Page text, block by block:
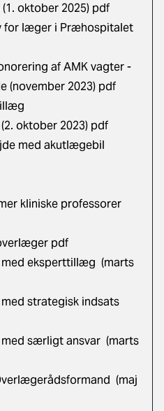
oktober 2025) pdf
for læger i Præhospitalet
af AMK vagter -
(november 2023) pdf
oktober 2023) pdf
med akutlægebil
kliniske professorer
pdf
eksperttillæg (marts
strategisk indsats
særligt ansvar (marts
(maj